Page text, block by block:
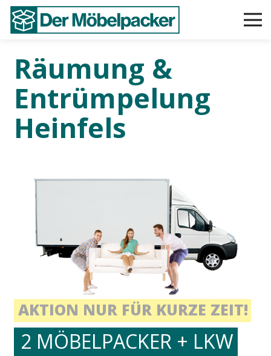
Räumung &
Entrümpelung
Heinfels
2 MÖBELPACKER + LKW
AKTION NUR FÜR KURZE ZEIT!